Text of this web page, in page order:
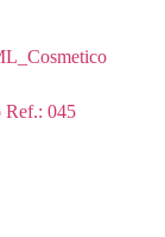
Ref.: 045